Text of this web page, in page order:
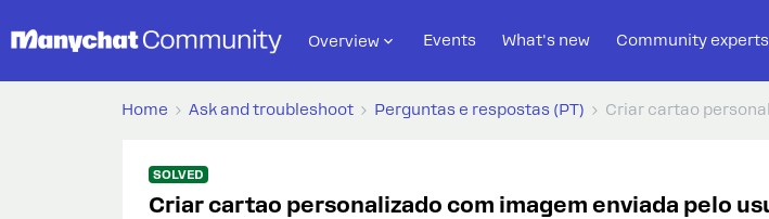
Overview Events What's new Community experts
Home Ask and troubleshoot Perguntas e respostas (PT) Criar cartao
SOLVED
Criar cartao personalizado com imagem enviada pelo